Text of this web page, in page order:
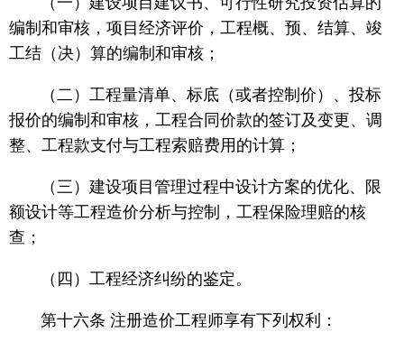
编制和审核，项目经济评价，工程概、预、结算、竣
工结（决）算的编制和审核；
（二）工程量清单、标底（或者控制价）、投标
报价的编制和审核，工程合同价款的签订及变更、调
整、工程款支付与工程索赔费用的计算；
（三）建设项目管理过程中设计方案的优化、限
额设计等工程造价分析与控制，工程保险理赔的核
查；
（四）工程经济纠纷的鉴定。
第十六条 注册造价工程师享有下列权利：